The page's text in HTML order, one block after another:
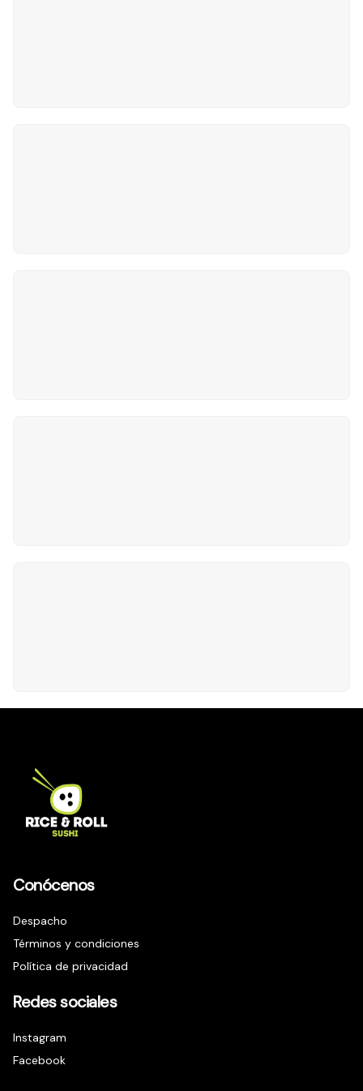
Conócenos
Despacho
Términos y condiciones
Política de privacidad
Redes sociales
Instagram
Facebook